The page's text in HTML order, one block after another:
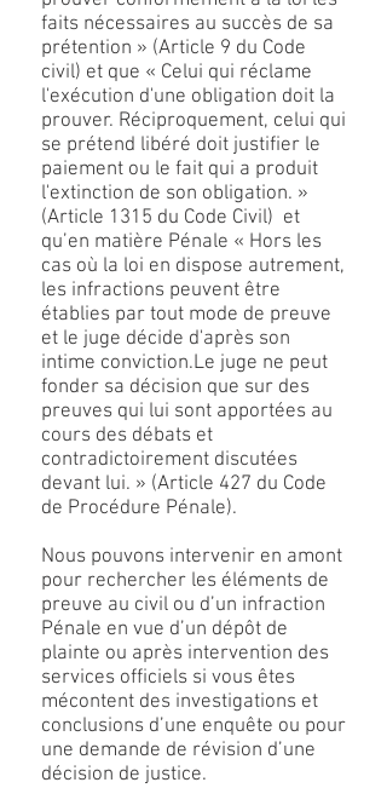
faits nécessaires au succès de sa
prétention » (Article 9 du Code
civil) et que « Celui qui réclame
l'exécution d'une obligation doit la
prouver. Réciproquement, celui qui
se prétend libéré doit justifier le
paiement ou le fait qui a produit
l'extinction de son obligation. »
(Article 1315 du Code Civil) et
qu’en matière Pénale « Hors les
cas où la loi en dispose autrement,
les infractions peuvent être
établies par tout mode de preuve
et le juge décide d'après son
intime conviction.Le juge ne peut
fonder sa décision que sur des
preuves qui lui sont apportées au
cours des débats et
contradictoirement discutées
devant lui. » (Article 427 du Code
de Procédure Pénale).
Nous pouvons intervenir en amont
pour rechercher les éléments de
preuve au civil ou d’un infraction
Pénale en vue d’un dépôt de
plainte ou après intervention des
services officiels si vous êtes
mécontent des investigations et
conclusions d’une enquête ou pour
une demande de révision d’une
décision de justice.